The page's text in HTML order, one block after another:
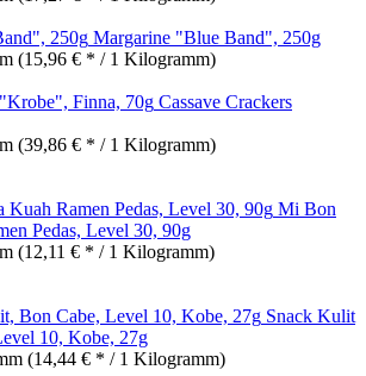
Margarine "Blue Band", 250g
(15,96 € * / 1 Kilogramm)
Cassave Crackers
(39,86 € * / 1 Kilogramm)
Mi Bon
Pedas, Level 30, 90g
(12,11 € * / 1 Kilogramm)
Snack Kulit
10, Kobe, 27g
(14,44 € * / 1 Kilogramm)